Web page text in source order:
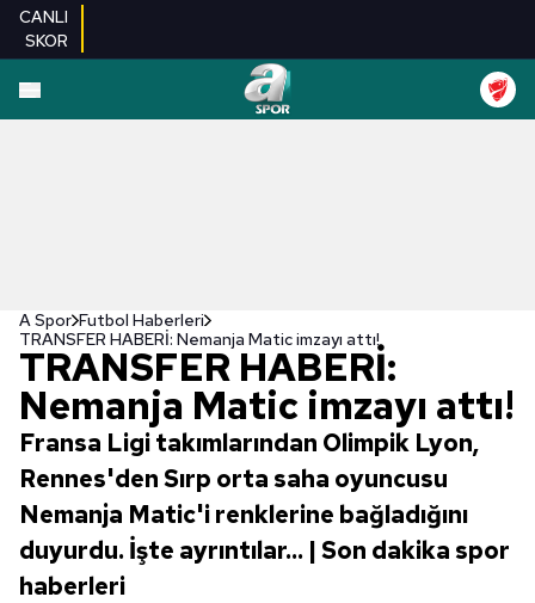
CANLI
SKOR
A Spor Futbol Haberleri
TRANSFER HABERİ: Nemanja Matic imzayı attı!
TRANSFER HABERİ:
Nemanja Matic imzayı attı!
Fransa Ligi takımlarından Olimpik Lyon,
Rennes'den Sırp orta saha oyuncusu
Nemanja Matic'i renklerine bağladığını
duyurdu. İşte ayrıntılar... | Son dakika spor
haberleri